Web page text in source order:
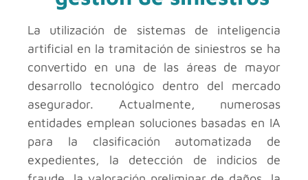
La utilización de sistemas de inteligencia
artificial en la tramitación de siniestros se ha
convertido en una de las áreas de mayor
desarrollo tecnológico dentro del mercado
asegurador. Actualmente, numerosas
entidades emplean soluciones basadas en IA
para la clasificación automatizada de
expedientes, la detección de indicios de